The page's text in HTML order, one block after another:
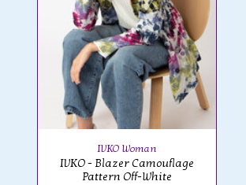
IVKO Woman
IVKO - Blazer Camouflage
Pattern Off-White